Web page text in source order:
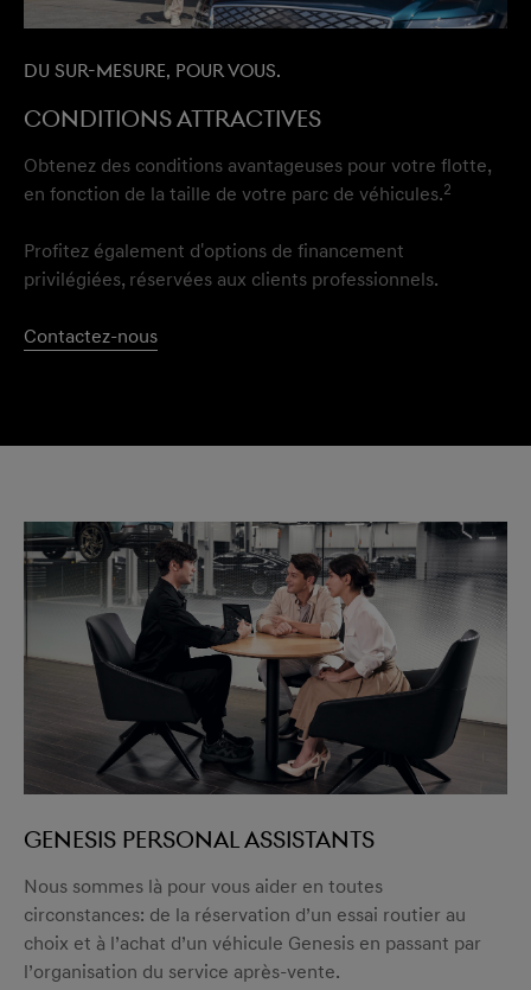
Du sur-mesure, pour vous.
Conditions attractives
Obtenez des conditions avantageuses pour votre flotte,
en fonction de la taille de votre parc de véhicules.2
Profitez également d'options de financement
privilégiées, réservées aux clients professionnels.
Contactez-nous
GENESIS PERSONAL ASSISTANTS
Nous sommes là pour vous aider en toutes
circonstances: de la réservation d’un essai routier au
choix et à l’achat d’un véhicule Genesis en passant par
l’organisation du service après-vente.